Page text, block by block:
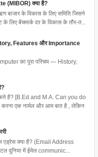
(MIBOR) क्या है?
के विकास के लिए समिति जिसने
लिए बेंचमार्क दर के विकास के तौर-त...
Features और Importance
का पूरा परिचय — History,
है? [B.Ed and M.A. Can you do
एक नार्मल और आम बात है , लेकिन
क्या है? (Email Address
दुनिया में ईमेल communic...